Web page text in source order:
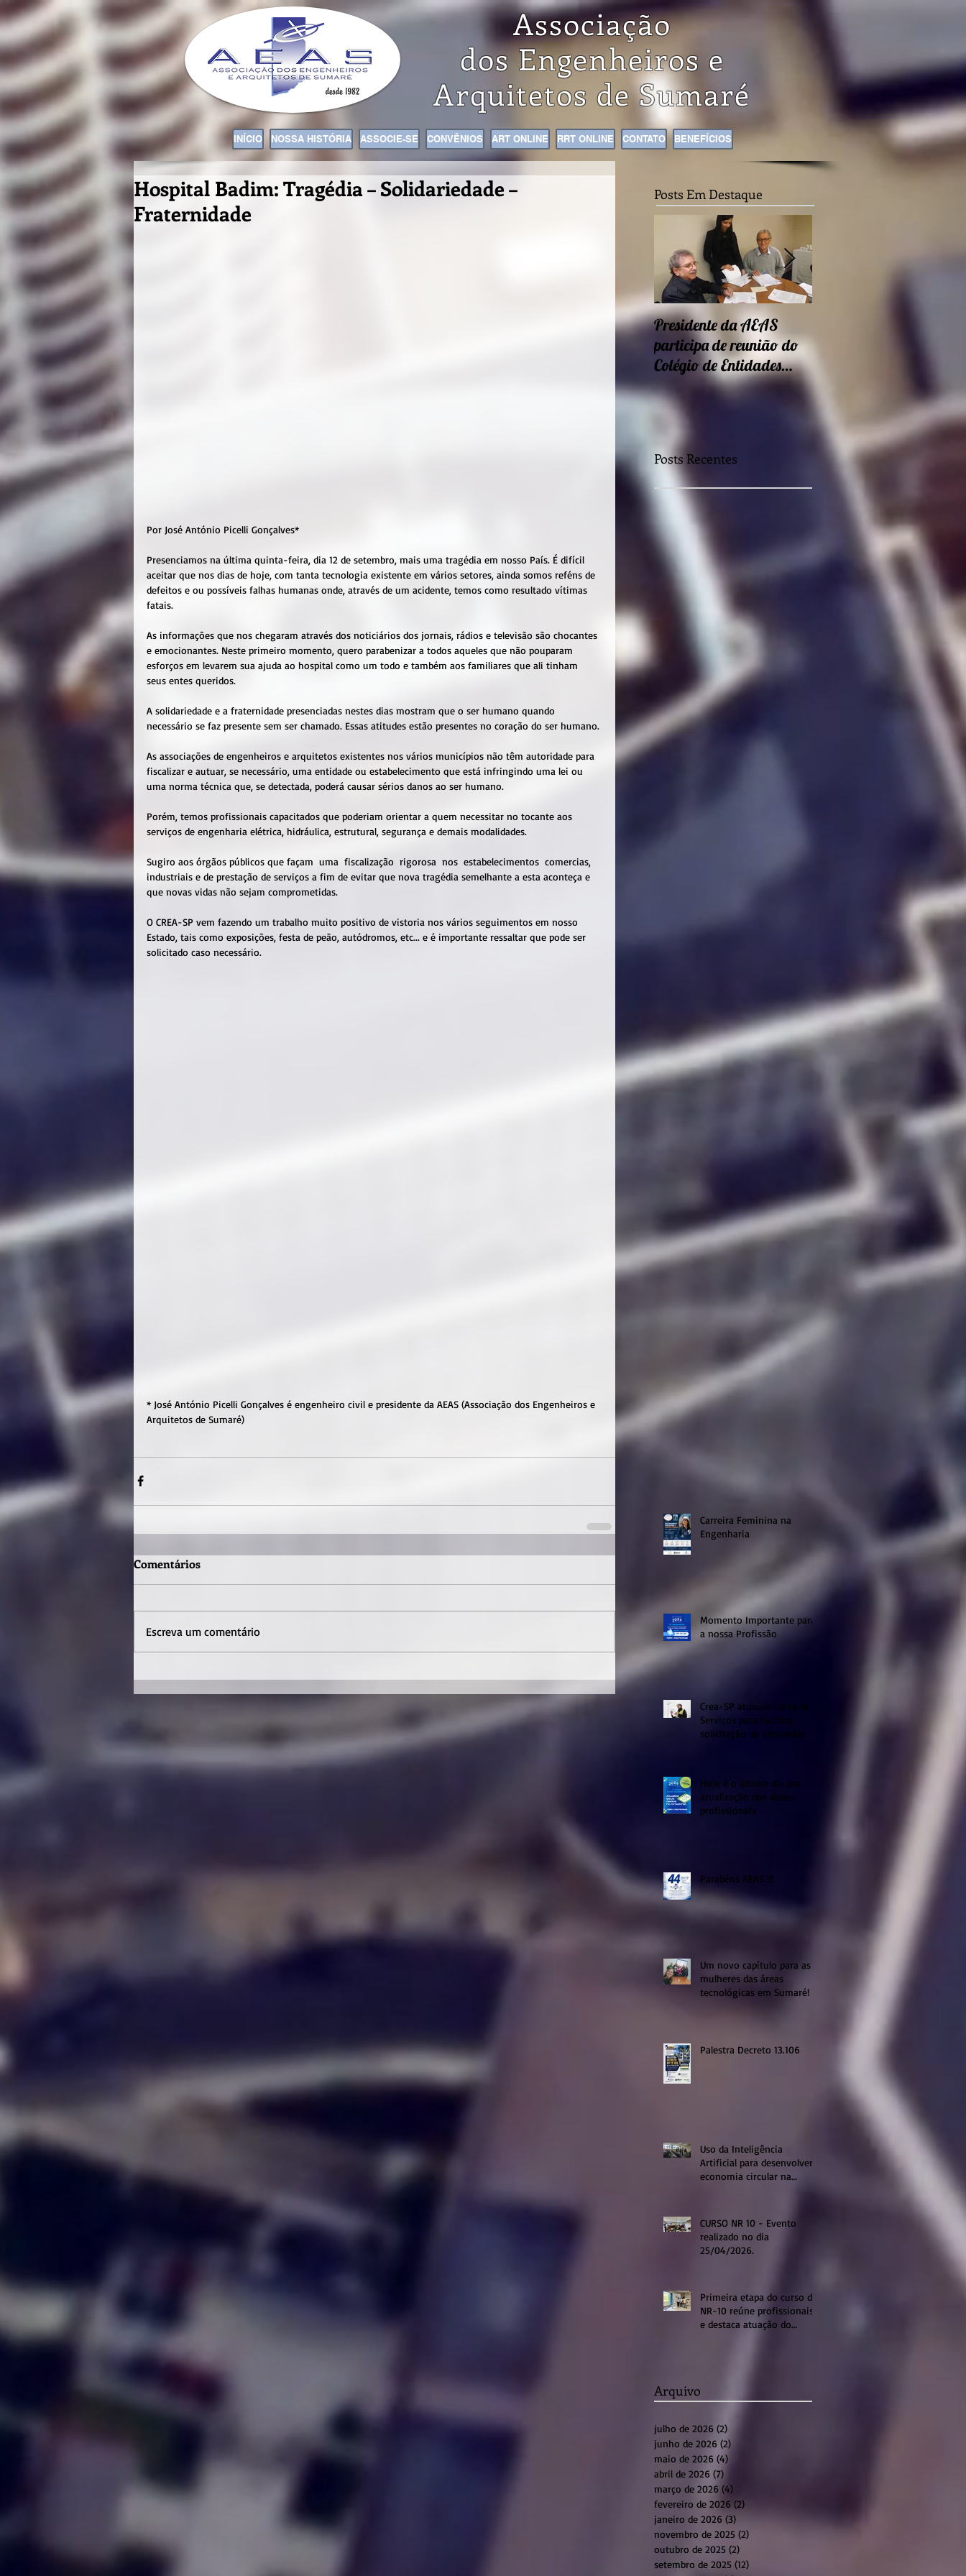
Associação
dos Engenheiros e
Arquitetos deSumaré
INÍCIO NOSSA HISTÓRIA ASSOCIE-SE CONVÊNIOS ART ONLINE RRT ONLINE CONTATO BENEFÍCIOS
Hospital Badim: Tragédia – Solidariedade –
Fraternidade
Por José António Picelli Gonçalves*
Presenciamos na última quinta-feira, dia 12 de setembro, mais uma tragédia em nosso País. É difícil
aceitar que nos dias de hoje, com tanta tecnologia existente em vários setores, ainda somos reféns de
defeitos e ou possíveis falhas humanas onde, através de um acidente, temos como resultado vítimas
fatais.
As informações que nos chegaram através dos noticiários dos jornais, rádios e televisão são chocantes
e emocionantes. Neste primeiro momento, quero parabenizar a todos aqueles que não pouparam
esforços em levarem sua ajuda ao hospital como um todo e também aos familiares que ali tinham
seus entes queridos.
A solidariedade e a fraternidade presenciadas nestes dias mostram que o ser humano quando
necessário se faz presente sem ser chamado. Essas atitudes estão presentes no coração do ser humano.
As associações de engenheiros e arquitetos existentes nos vários municípios não têm autoridade para
fiscalizar e autuar, se necessário, uma entidade ou estabelecimento que está infringindo uma lei ou
uma norma técnica que, se detectada, poderá causar sérios danos ao ser humano.
Porém, temos profissionais capacitados que poderiam orientar a quem necessitar no tocante aos
serviços de engenharia elétrica, hidráulica, estrutural, segurança e demais modalidades.
Sugiro aos órgãos públicos que façam  uma  fiscalização  rigorosa  nos  estabelecimentos  comercias,
industriais e de prestação de serviços a fim de evitar que nova tragédia semelhante a esta aconteça e
que novas vidas não sejam comprometidas.
O CREA-SP vem fazendo um trabalho muito positivo de vistoria nos vários seguimentos em nosso
Estado, tais como exposições, festa de peão, autódromos, etc... e é importante ressaltar que pode ser
solicitado caso necessário.
* José António Picelli Gonçalves é engenheiro civil e presidente da AEAS (Associação dos Engenheiros e
Arquitetos de Sumaré)
Comentários
Escreva um comentário
Posts Em Destaque
Presidente da AEAS
participa de reunião do
Colégio de Entidades
Regionais
energética e
nessa semana
Posts Recentes
Carreira Feminina na
Engenharia
Momento Importante para
a nossa Profissão
Crea-SP atualiza Carta de
Serviços para facilitar
solicitação de demandas
Hoje é o último dia pra
atualização dos dados
profissionais
Parabéns AEAS !!!
Um novo capítulo para as
mulheres das áreas
tecnológicas em Sumaré!
Palestra Decreto 13.106
Uso da Inteligência
Artificial para desenvolver a
economia circular na
CURSO NR 10 - Evento
realizado no dia
25/04/2026.
Primeira etapa do curso de
NR-10 reúne profissionais
e destaca atuação do
Arquivo
julho de 2026 (2)
junho de 2026 (2)
maio de 2026 (4)
abril de 2026 (7)
março de 2026 (4)
fevereiro de 2026 (2)
janeiro de 2026 (3)
novembro de 2025 (2)
outubro de 2025 (2)
setembro de 2025 (12)